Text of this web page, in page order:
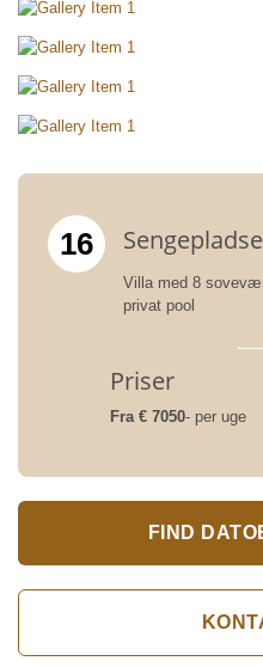
16
Villa med 8
privat pool
Priser
Fra € 7050- per uge
FIND